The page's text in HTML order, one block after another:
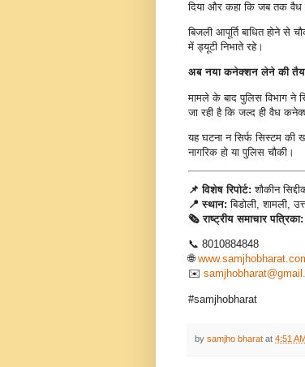
दिया और कहा कि जब तक वैध
बिजली आपूर्ति बाधित होने से
में ड्यूटी निभाते रहे।
अब नया कनेक्शन लेने की
मामले के बाद पुलिस विभाग ने
जा रही है कि जल्द ही वैध
यह घटना न सिर्फ सिस्टम की
नागरिक हो या पुलिस चौकी।
📌 विशेष रिपोर्ट: शौकीन
📍 स्थान: बिडोली, शामली,
🗞️ राष्ट्रीय समाचार पत्रिका:
📞 8010884848
🌐
✉️
#samjhobharat
by samjho bharat at 4:51